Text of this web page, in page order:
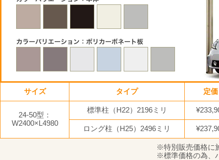
サイズ タイプ 定価
24-50型：
W2400×L4980
標準柱（H22）2196ミリ
ロング柱（H25）2496ミリ
※特別販売価格に
※標準価格の為、